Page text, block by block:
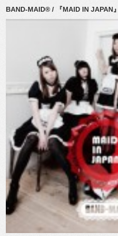
BAND-MAID® / 『MAID IN JAPAN』